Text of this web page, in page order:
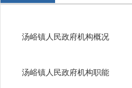
汤峪镇人民政府机构概况
汤峪镇人民政府机构职能